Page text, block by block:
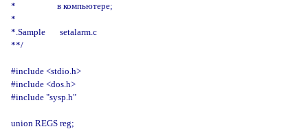
*                    в компьютере;
*
*.Sample       setalarm.c
**/
#include <stdio.h>
#include <dos.h>
#include "sysp.h"
union REGS reg;